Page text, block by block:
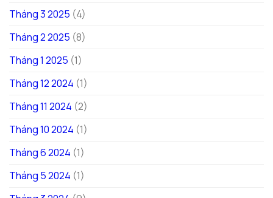
Tháng 3 2025 (4)
Tháng 2 2025 (8)
Tháng 1 2025 (1)
Tháng 12 2024 (1)
Tháng 11 2024 (2)
Tháng 10 2024 (1)
Tháng 6 2024 (1)
Tháng 5 2024 (1)